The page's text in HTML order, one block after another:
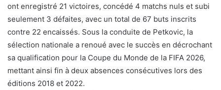
ont enregistré 21 victoires, concédé 4 matchs nuls et subi
seulement 3 défaites, avec un total de 67 buts inscrits
contre 22 encaissés. Sous la conduite de Petkovic, la
sélection nationale a renoué avec le succès en décrochant
sa qualification pour la Coupe du Monde de la FIFA 2026,
mettant ainsi fin à deux absences consécutives lors des
éditions 2018 et 2022.